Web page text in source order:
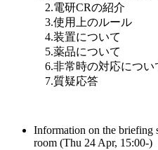
2.電研CRの紹介
3.使用上のルール
4.装置について
5.薬品について
6.非常時の対応につい
7.質疑応答
Information on the briefing
room (Thu 24 Apr, 15:00-)